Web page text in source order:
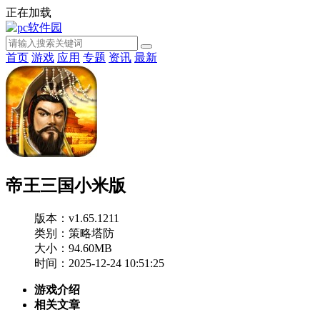
正在加载
首页 游戏 应用 专题 资讯 最新
帝王三国小米版
版本：v1.65.1211
类别：策略塔防
大小：94.60MB
时间：2025-12-24 10:51:25
游戏介绍
相关文章